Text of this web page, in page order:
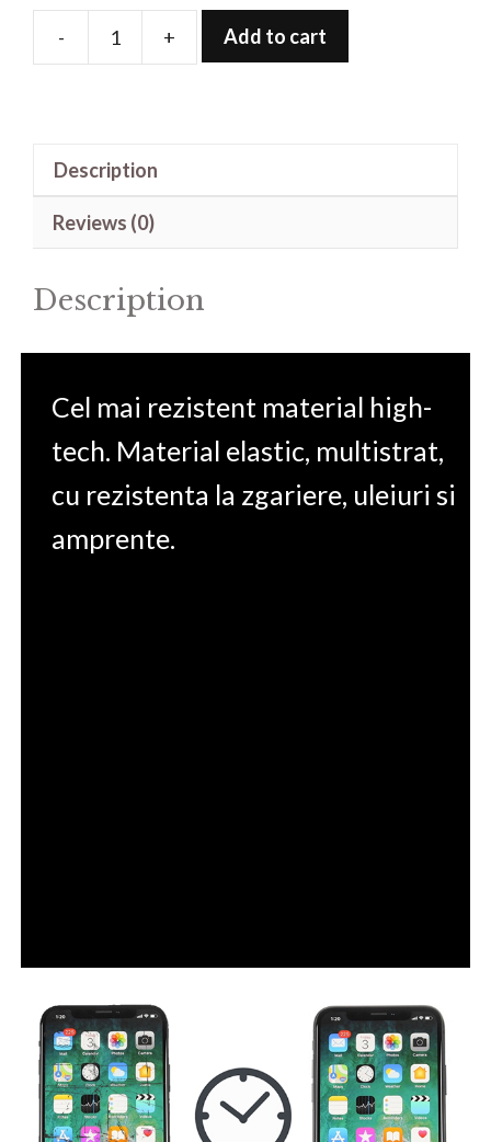
-
Folie
quantity
+ Add to cart
Description
Reviews (0)
Description
Cel mai rezistent material high-
tech. Material elastic, multistrat,
cu rezistenta la zgariere, uleiuri si
amprente.